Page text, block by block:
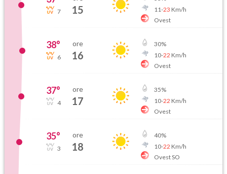
7 15
11-23 Km/h
Ovest
38°
6
ore
16
30%
10-22 Km/h
Ovest
37°
4
ore
17
35%
10-22 Km/h
Ovest
35°
3
ore
18
40%
10-22 Km/h
Ovest SO